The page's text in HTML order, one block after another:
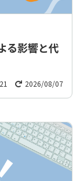
る影響と代
2026/08/07